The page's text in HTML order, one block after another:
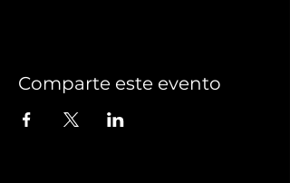
Comparte este evento